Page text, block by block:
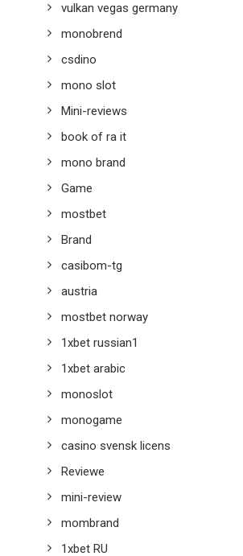
vulkan vegas germany
monobrend
csdino
mono slot
Mini-reviews
book of ra it
mono brand
Game
mostbet
Brand
casibom-tg
austria
mostbet norway
1xbet russian1
1xbet arabic
monoslot
monogame
casino svensk licens
Reviewe
mini-review
mombrand
1xbet RU